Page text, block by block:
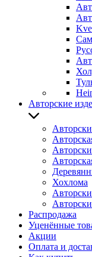
Авторские
Хохлома
Распродажа
Уценённые
Акции
Оплата и